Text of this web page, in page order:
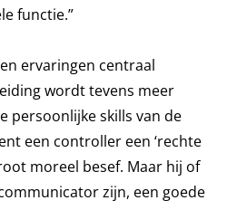
functie.”
ervaringen centraal
wordt tevens meer
persoonlijke skills van de
een controller een ‘rechte
moreel besef. Maar hij of
zijn, een goede